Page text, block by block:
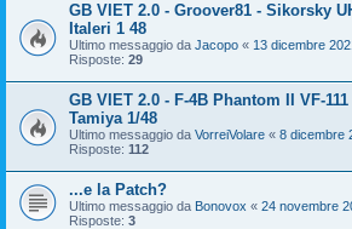
GB VIET 2.0 - Groover81 - Sikorsky
Italeri 1 48
Ultimo messaggio da Jacopo « 13 dicembre
Risposte: 29
GB VIET 2.0 - F-4B Phantom II VF-
Tamiya 1/48
Ultimo messaggio da VorreiVolare « 8 dicembre
Risposte: 112
...e la Patch?
Ultimo messaggio da Bonovox « 24 novembre
Risposte: 3